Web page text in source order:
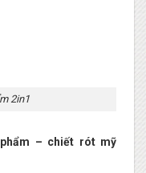
2in1
– chiết rót mỹ